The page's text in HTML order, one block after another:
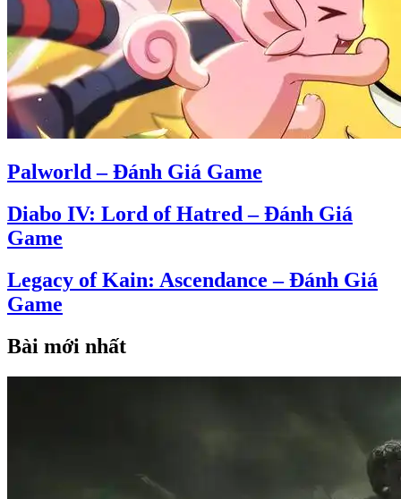
Palworld – Đánh Giá Game
Diabo IV: Lord of Hatred – Đánh Giá
Game
Legacy of Kain: Ascendance – Đánh Giá
Game
Bài mới nhất